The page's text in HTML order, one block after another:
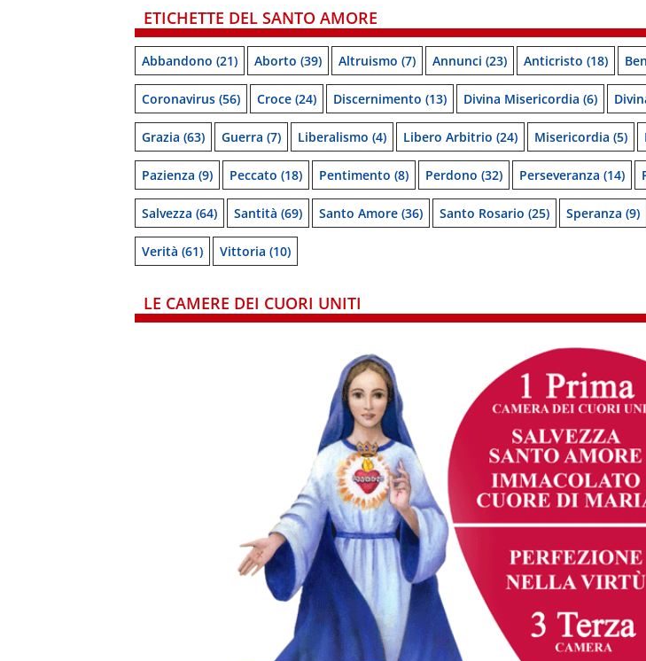
ETICHETTE DEL SANTO AMORE
Abbandono (21) Aborto (39) Altruismo (7) Annunci (23) Anticristo (18)
Coronavirus (56) Croce (24) Discernimento (13) Divina Misericordia (6)
Grazia (63) Guerra (7) Liberalismo (4) Libero Arbitrio (24) Misericordia (5)
Pazienza (9) Peccato (18) Pentimento (8) Perdono (32) Perseveranza (14)
Salvezza (64) Santità (69) Santo Amore (36) Santo Rosario (25) Speranza (9)
Verità (61) Vittoria (10)
LE CAMERE DEI CUORI UNITI